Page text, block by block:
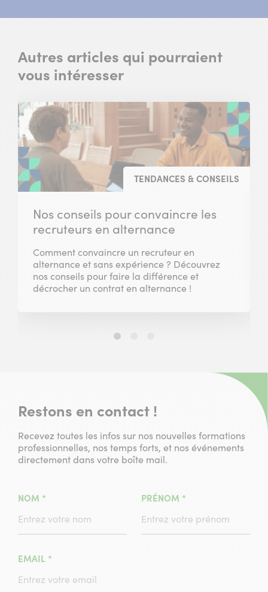
Autres articles qui pourraient
vous intéresser
TENDANCES & CONSEILS
Nos conseils pour convaincre les
recruteurs en alternance
Comment convaincre un recruteur en
alternance et sans expérience ? Découvrez
nos conseils pour faire la différence et
décrocher un contrat en alternance !
Slide
Restons en contact !
Recevez toutes les infos sur nos nouvelles formations
professionnelles, nos temps forts, et nos événements
directement dans votre boîte mail.
NOM * PRÉNOM *
EMAIL *